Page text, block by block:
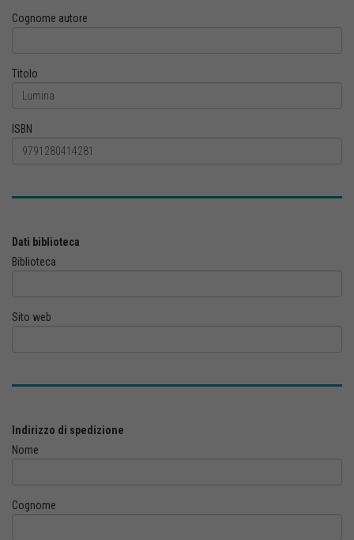
Cognome autore
Titolo
ISBN
Dati biblioteca
Biblioteca
Sito web
Indirizzo di spedizione
Nome
Cognome